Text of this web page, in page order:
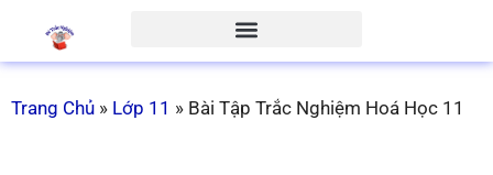
Trang Chủ » Lớp 11 » Bài Tập Trắc Nghiệm Hoá Học 11